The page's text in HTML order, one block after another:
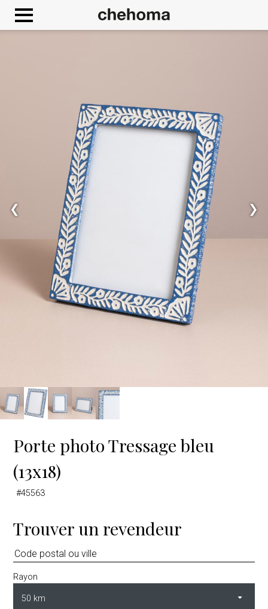
❮ ❯
Porte photo Tressage bleu
(13x18)
#45563
Trouver un revendeur
Rayon
Google Maps est désactivé.
Panneau de gestion des cookies